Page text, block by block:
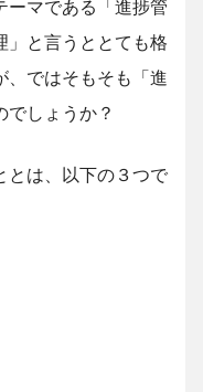
ーマである「進捗管
」と言うととても格
、ではそもそも「進
でしょうか？
とは、以下の３つで